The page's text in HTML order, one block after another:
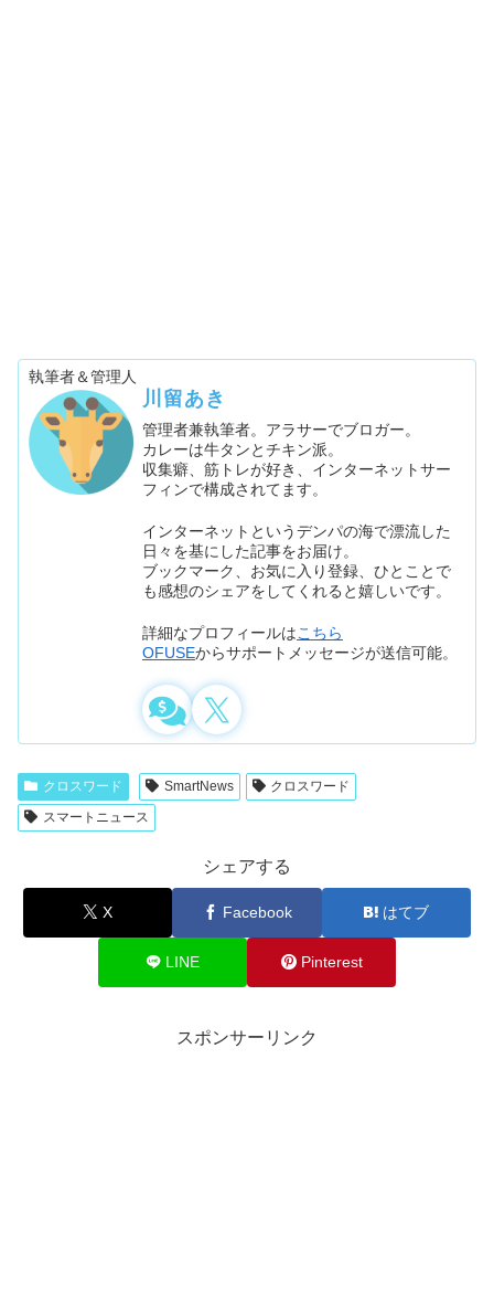
執筆者＆管理人
川留あき
管理者兼執筆者。アラサーでブロガー。
カレーは牛タンとチキン派。
収集癖、筋トレが好き、インターネットサー
フィンで構成されてます。
インターネットというデンパの海で漂流した
日々を基にした記事をお届け。
ブックマーク、お気に入り登録、ひとことで
も感想のシェアをしてくれると嬉しいです。
詳細なプロフィールはこちら
OFUSEからサポートメッセージが送信可能。
クロスワード SmartNews
クロスワード
スマートニュース
シェアする
X Facebook はてブ
LINE Pinterest
スポンサーリンク